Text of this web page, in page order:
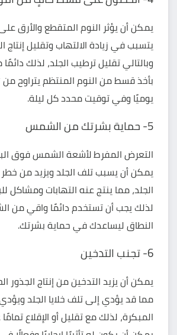
يمكن أن يؤثر النوم المتقطع والأرق
يتسبب في زيادة الالتهاب وتقليل إنتاج
وبالتالي تقليل ترطيب الجلد، لذلك
يوميًا وفي توقيت محدد كل ليلة.
5- حماية بشرتك من الشمس
التعرض المفرط لأشعة الشمس فوق
يمكن أن يسبب تلف الجلد ويزيد من خطر
الجلد، مما ينتج عنه التهابات ومشاكل
لذلك يجب أن تستخدم دائمًا واقي من
النطاق ليساعدك في حماية بشرتك.
6- تجنب التدخين
يمكن أن يزيد التدخين من إنتاج الجذور
مما قد يؤدي إلى تلف خلايا الجلد
المبكرة، لذلك مع تقليل أو الإقلاع